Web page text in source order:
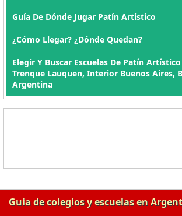
Guía De Dónde Jugar Patín Artístico
¿Cómo Llegar? ¿Dónde Quedan?
Elegir Y Buscar Escuelas De Patín
Trenque Lauquen, Interior Buenos Aires,
Argentina
Guia de colegios y escuelas en